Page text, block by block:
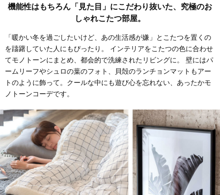
機能性はもちろん「見た目」にこだわり抜いた、究極のお
しゃれこたつ部屋。
「暖かい冬を過ごしたいけど、あの生活感が嫌」とこたつを置くの
を躊躇していた人にもぴったり。
インテリアをこたつの色に合わせ
てモノトーンにまとめ、都会的で洗練されたリビングに。
壁にはパ
ームリーフやシュロの葉のフォト、貝殻のランチョンマットもアー
トのように飾って。 クールな中にも遊び心を忘れない、あったかモ
ノトーンコーデです。